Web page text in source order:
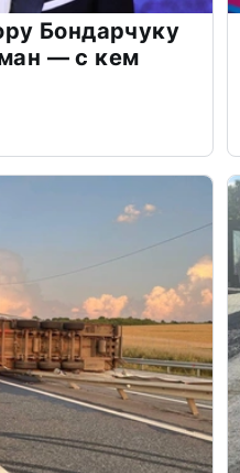
Бондарчуку
— с кем